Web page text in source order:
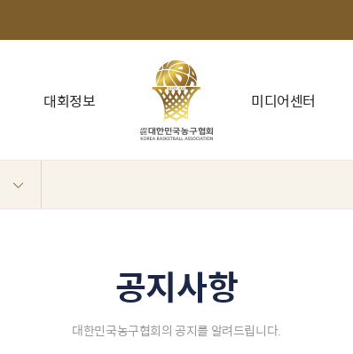
대회정보 미디어센터
공지사항
대한민국농구협회의 공지를 알려드립니다.